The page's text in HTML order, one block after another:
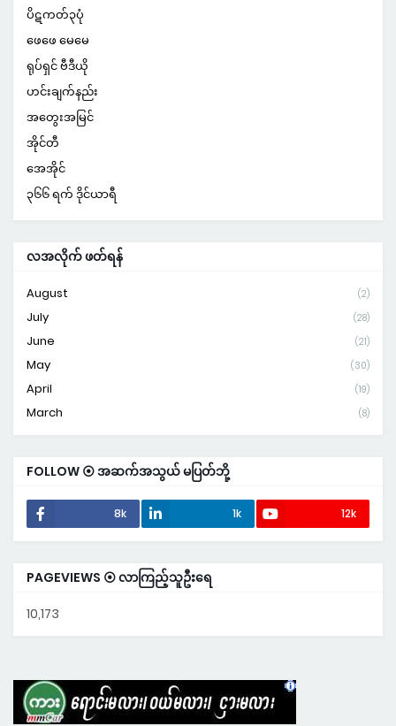
ပိဋကတ်၃ပုံ
ဖေဖေ မေမေ
ရုပ်ရှင် ဗီဒီယို
ဟင်းချက်နည်း
အတွေးအမြင်
အိုင်တီ
အေအိုင်
၃၆၆ ရက် ဒိုင်ယာရီ
လအလိုက် ဖတ်ရန်
August (2)
July (28)
June (21)
May (30)
April (19)
March (8)
FOLLOW ⦿ အဆက်အသွယ် မပြတ်ဘို့
8k 1k 12k
PAGEVIEWS ⦿ လာကြည့်သူဦးရေ
10,173